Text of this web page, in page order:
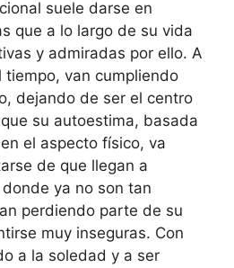
suele darse en
que a lo largo de su vida
y admiradas por ello. A
tiempo, van cumpliendo
dejando de ser el centro
su autoestima, basada
el aspecto físico, va
de que llegan a
ya no son tan
perdiendo parte de su
muy inseguras. Con
a la soledad y a ser